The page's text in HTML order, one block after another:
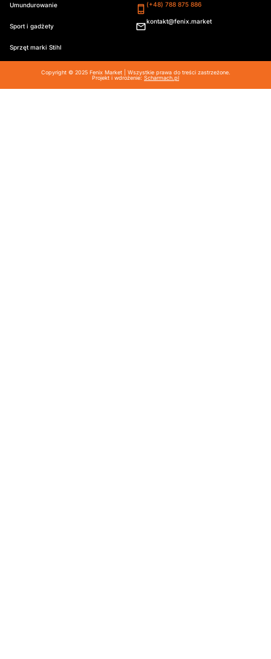
Umundurowanie
Sport i gadżety
Sprzęt marki Stihl
(+48) 788 875 886
kontakt@fenix.market
Copyright © 2025 Fenix Market | Wszystkie prawa do treści zastrzeżone.
Projekt i wdrożenie: Scharmach.pl